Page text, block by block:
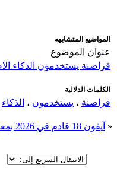
المواضيع المتشابهه
عنوان الموضوع
قراصنة يستخدمون الذكاء
الكلمات الدلالية
قراصنة ، يستخدمون ، الذكاء
« آيفون 18 قادم في 2026 بمعالج فائق السرعة وكفاءة طاقة مذهلة